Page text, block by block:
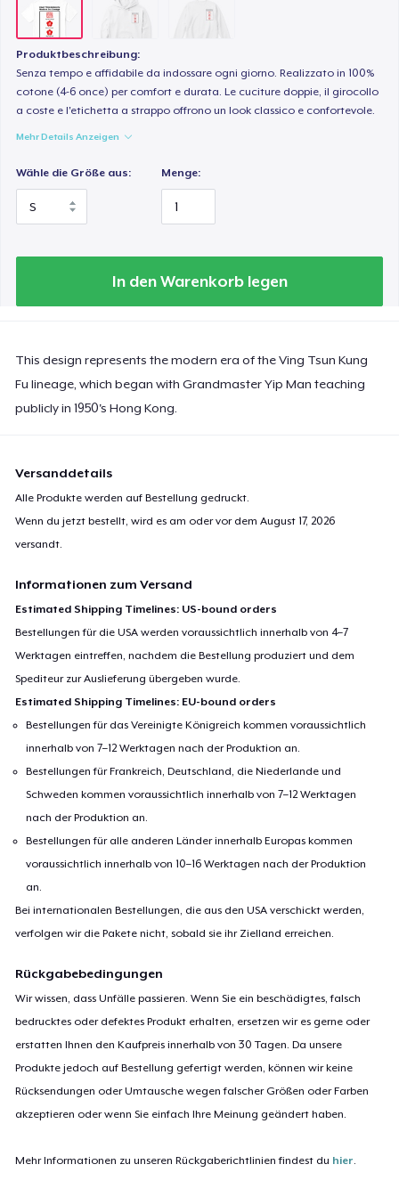
Produktbeschreibung:
Senza tempo e affidabile da indossare ogni giorno. Realizzato in 100%
cotone (4-6 once) per comfort e durata. Le cuciture doppie, il girocollo
a coste e l'etichetta a strappo offrono un look classico e confortevole.
Mehr Details Anzeigen
Wähle die Größe aus: Menge:
In den Warenkorb legen
This design represents the modern era of the Ving Tsun Kung
Fu lineage, which began with Grandmaster Yip Man teaching
publicly in 1950's Hong Kong.
Versanddetails
Alle Produkte werden auf Bestellung gedruckt.
Wenn du jetzt bestellt, wird es am oder vor demAugust 17, 2026
versandt.
Informationen zum Versand
Estimated Shipping Timelines: US-bound orders
Bestellungen für die USA werden voraussichtlich innerhalb von 4–7
Werktagen eintreffen, nachdem die Bestellung produziert und dem
Spediteur zur Auslieferung übergeben wurde.
Estimated Shipping Timelines: EU-bound orders
Bestellungen für das Vereinigte Königreich kommen voraussichtlich
innerhalb von 7–12 Werktagen nach der Produktion an.
Bestellungen für Frankreich, Deutschland, die Niederlande und
Schweden kommen voraussichtlich innerhalb von 7–12 Werktagen
nach der Produktion an.
Bestellungen für alle anderen Länder innerhalb Europas kommen
voraussichtlich innerhalb von 10–16 Werktagen nach der Produktion
an.
Bei internationalen Bestellungen, die aus den USA verschickt werden,
verfolgen wir die Pakete nicht, sobald sie ihr Zielland erreichen.
Rückgabebedingungen
Wir wissen, dass Unfälle passieren. Wenn Sie ein beschädigtes, falsch
bedrucktes oder defektes Produkt erhalten, ersetzen wir es gerne oder
erstatten Ihnen den Kaufpreis innerhalb von 30 Tagen. Da unsere
Produkte jedoch auf Bestellung gefertigt werden, können wir keine
Rücksendungen oder Umtausche wegen falscher Größen oder Farben
akzeptieren oder wenn Sie einfach Ihre Meinung geändert haben.
Mehr Informationen zu unseren Rückgaberichtlinien findest du hier.